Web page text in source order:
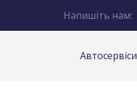
Напишіть нам:
Автосервіси